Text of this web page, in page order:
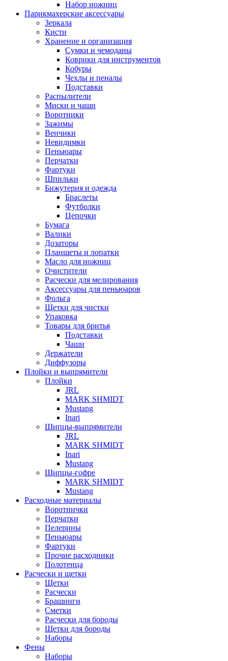
Набор ножниц
Парикмахерские аксессуары
Зеркала
Кисти
Хранение и организация
Сумки и чемоданы
Коврики для инструментов
Кобуры
Чехлы и пеналы
Подставки
Распылители
Миски и чаши
Воротники
Зажимы
Венчики
Невидимки
Пеньюары
Перчатки
Фартуки
Шпильки
Бижутерия и одежда
Браслеты
Футболки
Цепочки
Бумага
Валики
Дозаторы
Планшеты и лопатки
Масло для ножниц
Очистители
Расчески для мелирования
Аксессуары для пеньюаров
Фольга
Щетки для чистки
Упаковка
Товары для бритья
Подставки
Чаши
Держатели
Диффузоры
Плойки и выпрямители
Плойки
JRL
MARK SHMIDT
Mustang
Inari
Щипцы-выпрямители
JRL
MARK SHMIDT
Inari
Mustang
Щипцы-гофре
MARK SHMIDT
Mustang
Расходные материалы
Воротнички
Перчатки
Пелерины
Пеньюары
Фартуки
Прочие расходники
Полотенца
Расчески и щетки
Щетки
Расчески
Брашинги
Сметки
Расчески для бороды
Щетки для бороды
Наборы
Фены
Наборы